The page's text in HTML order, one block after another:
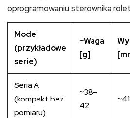
oprogramowaniu sterownika
Model
(przykładowe
serie)
~Waga
[g]
Seria A
(kompakt bez
pomiaru)
~38–
42